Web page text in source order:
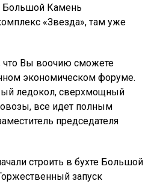
Большой Камень
«Звезда», там уже
что Вы воочию сможете
экономическом форуме.
ледокол, сверхмощный
все идет полным
председателя
строить в бухте Большой
запуск